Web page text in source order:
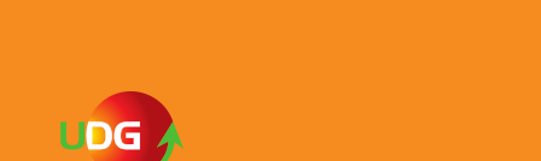
Universities